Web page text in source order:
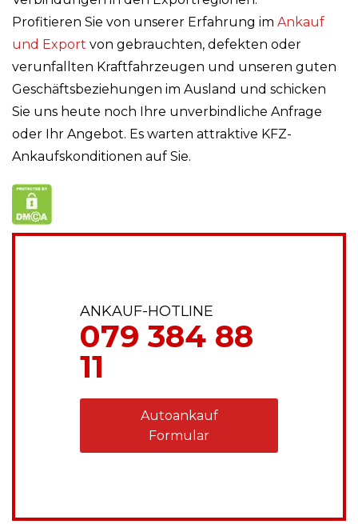
Profitieren Sie von unserer Erfahrung im Ankauf
und Export von gebrauchten, defekten oder
verunfallten Kraftfahrzeugen und unseren guten
Geschäftsbeziehungen im Ausland und schicken
Sie uns heute noch Ihre unverbindliche Anfrage
oder Ihr Angebot. Es warten attraktive KFZ-
Ankaufskonditionen auf Sie.
ANKAUF-HOTLINE
079 384 88
11
Autoankauf
Formular